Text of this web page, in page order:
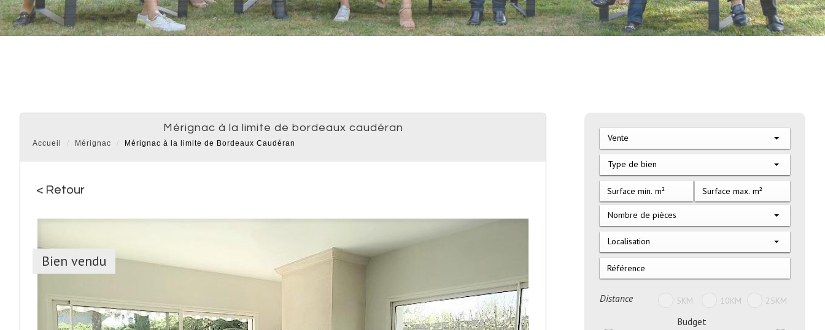
Vente
Type de bien
Nombre de pièces
Localisation
Distance 5KM 10KM 25KM
Budget
mérignac à la limite de bordeaux caudéran
Accueil Mérignac Mérignac à la limite de Bordeaux Caudéran
< Retour
Bien vendu